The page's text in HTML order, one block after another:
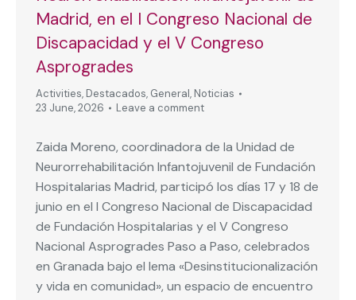
Madrid, en el I Congreso Nacional de
Discapacidad y el V Congreso
Asprogrades
Activities, Destacados, General, Noticias
23 June, 2026
Leave a comment
Zaida Moreno, coordinadora de la Unidad de
Neurorrehabilitación Infantojuvenil de Fundación
Hospitalarias Madrid, participó los días 17 y 18 de
junio en el I Congreso Nacional de Discapacidad
de Fundación Hospitalarias y el V Congreso
Nacional Asprogrades Paso a Paso, celebrados
en Granada bajo el lema «Desinstitucionalización
y vida en comunidad», un espacio de encuentro